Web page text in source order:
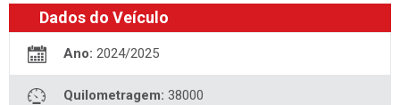
Dados do Veículo
Ano: 2024/2025
Quilometragem: 38000